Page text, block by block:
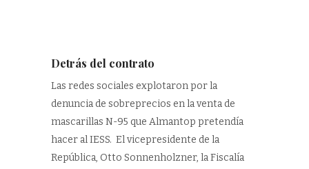
Detrás del contrato
Las redes sociales explotaron por la
denuncia de sobreprecios en la venta de
mascarillas N-95 que Almantop pretendía
hacer al IESS. El vicepresidente de la
República, Otto Sonnenholzner, la Fiscalía